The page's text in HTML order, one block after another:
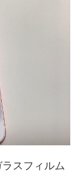
スフィルム